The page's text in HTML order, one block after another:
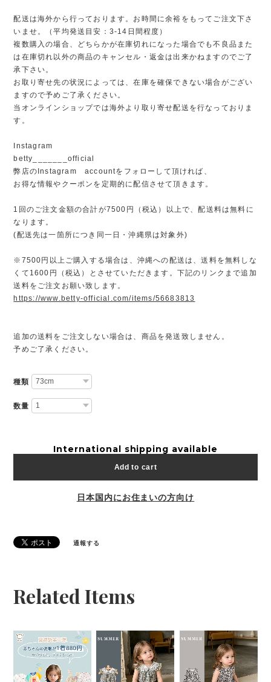
配送は海外から行っております。お時間に余裕をもってご注文下さ
いませ。（平均発送目安：3-14日間程度）
複数購入の場合、どちらかが在庫切れになった場合でも不良品また
は在庫切れ以外の商品のキャンセル・返金は出来かねますのでご了
承下さい。
お取り寄せ先の状況によっては、在庫を確保できない場合がござい
ますので予めご了承ください。
当オンラインショップでは海外より取り寄せ配送を行なっておりま
す。
Instagram
betty_______official
弊店のInstagram accountをフォローして頂ければ、
お得な情報やクーポンを定期的に配信させて頂きます。
1回のご注文金額の合計が7500円（税込）以上で、配送料は無料に
なります。
(配送先は一箇所につき同一日・沖縄県は対象外)
※7500円以上ご購入する場合は、沖縄への配送は、送料を無料しな
くて1600円（税込）とさせていただきます。下記のリンクまで追加
送料をご注文お願い致します。
https://www.betty-official.com/items/56683813
追加の送料をご注文しない場合は、商品を発送致しません。
予めご了承ください。
種類
数量
International shipping available
Add to cart
日本国内にお住まいの方向け
通報する
Related Items